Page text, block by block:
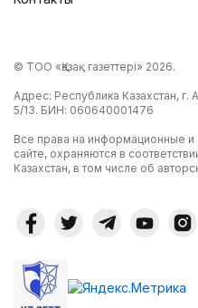
© ТОО «Қазақ газеттері» 2026.
Адрес: Республика Казахстан, г.
5/13. БИН: 060640001476
Все права на информационные
сайте, охраняются в
Казахстан, в том числе об